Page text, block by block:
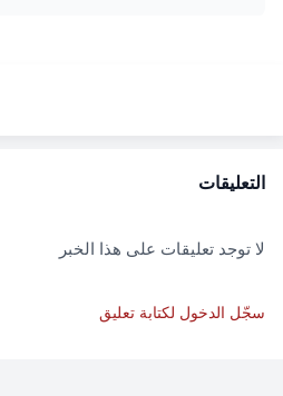
التعليقات
لا توجد تعليقات على هذا الخبر
سجّل الدخول لكتابة تعليق